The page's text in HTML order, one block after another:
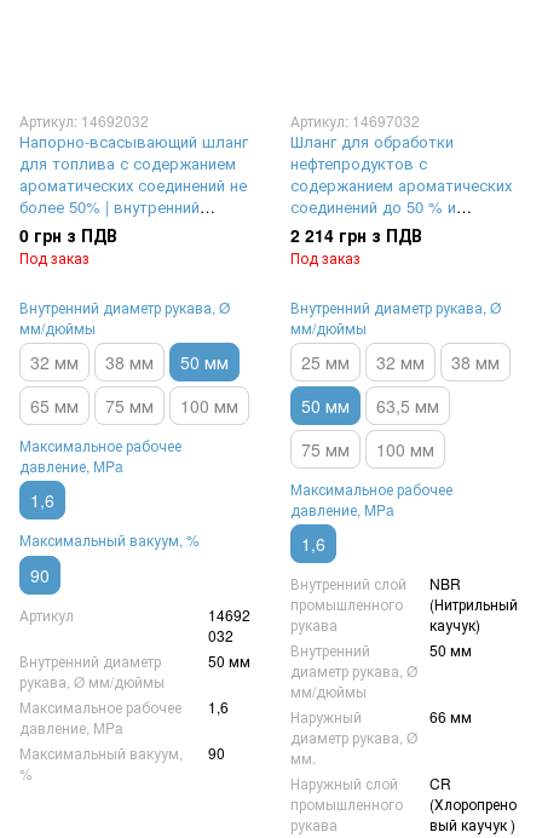
Артикул: 14692032
Напорно-всасывающий шланг
для топлива с содержанием
ароматических соединений не
более 50% | внутренний
диаметр Ø 50 мм,
максимальное рабочее
давление 16 Бар (1,6 MPa),
0 грн з ПДВ
Под заказ
Внутренний диаметр рукава, Ø
мм/дюймы
32 мм 38 мм
50 мм
65 мм
75 мм 100 мм
Максимальное рабочее
давление, MPa
1,6
Максимальный вакуум, %
90
Артикул
14692
032
Внутренний диаметр
рукава, Ø мм/дюймы
50 мм
Максимальное рабочее
давление, MPa
1,6
Максимальный вакуум,
%
90
Артикул: 14697032
Шланг для обработки
нефтепродуктов с
содержанием ароматических
соединений до 50 % и
минеральных масел |
внутренний диаметр Ø 50 мм,
максимальное рабочее
2 214 грн з ПДВ
Под заказ
Внутренний диаметр рукава, Ø
мм/дюймы
25 мм 32 мм
38 мм
50 мм
63,5 мм
75 мм
100 мм
Максимальное рабочее
давление, MPa
1,6
Внутренний слой
промышленного
рукава
NBR
(Нитрильный
каучук)
Внутренний
диаметр рукава, Ø
мм/дюймы
50 мм
Наружный
диаметр рукава, Ø
мм.
66 мм
Наружный слой
промышленного
рукава
CR
(Хлоропрено
вый каучук )